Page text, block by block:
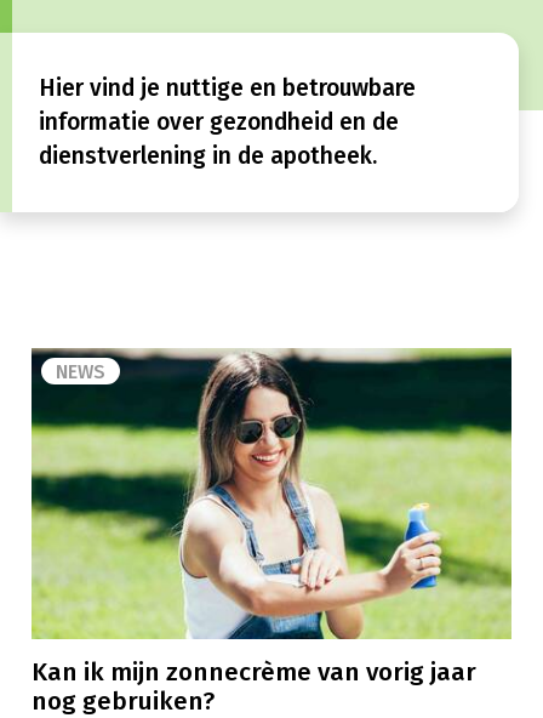
Hier vind je nuttige en betrouwbare
informatie over gezondheid en de
dienstverlening in de apotheek.
NEWS
Kan ik mijn zonnecrème van vorig jaar
nog gebruiken?